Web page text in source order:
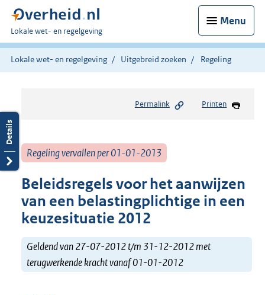
Menu
U
bent
hier:
Lokale wet- en regelgeving
Lokale wet- en regelgeving Uitgebreid zoeken Regeling
Permalink Printen
Regeling vervallen per 01-01-2013
Beleidsregels voor het aanwijzen
van een belastingplichtige in een
keuzesituatie 2012
Geldend van 27-07-2012 t/m 31-12-2012 met
terugwerkende kracht vanaf 01-01-2012